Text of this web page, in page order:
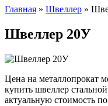
Главная » Швеллер »
Швеллер 20У
Цена на металлопрокат
купить швеллер
актуальную стоимость